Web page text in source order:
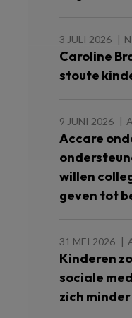
3 JULI 2026
Caroline
stoute
9 JUNI 2026
Accare
willen
geven tot
31 MEI 2026
Kinderen
sociale
zich